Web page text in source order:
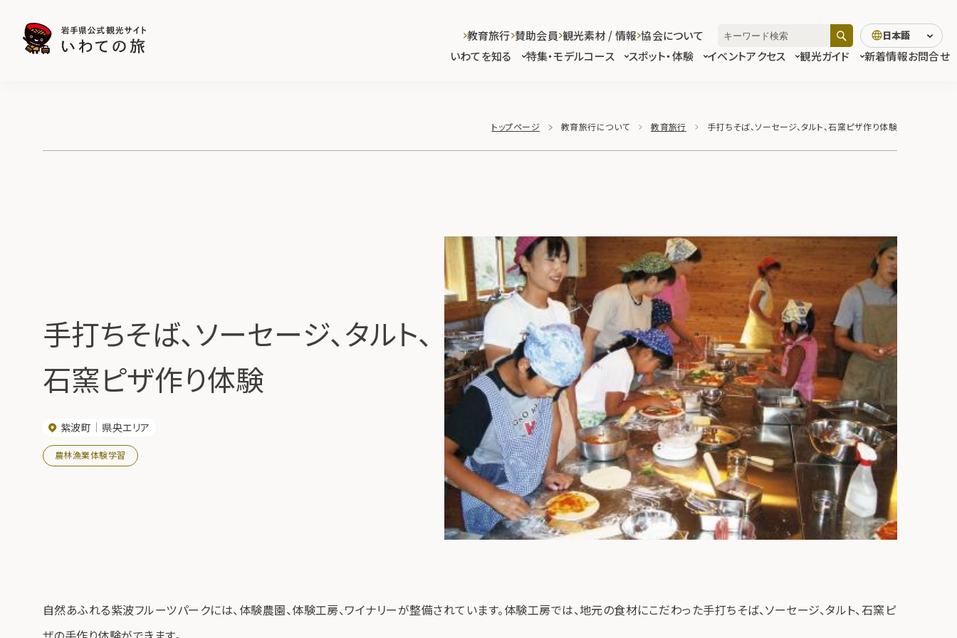
いわてを知る 特集・モデルコース スポット・体験 イベントアクセス 観光ガイド 新着情報お問合せ
教育旅行 賛助会員 観光素材 / 情報 協会について 日本語
トップページ 教育旅行について 教育旅行 手打ちそば、ソーセージ、タルト、石窯ピザ作り体験
手打ちそば、ソーセージ、タルト、
石窯ピザ作り体験
紫波町 県央エリア
農林漁業体験学習
自然あふれる紫波フルーツパークには、体験農園、体験工房、ワイナリーが整備されています。体験工房では、地元の食材にこだわった手打ちそば、ソーセージ、タルト、石窯ピ